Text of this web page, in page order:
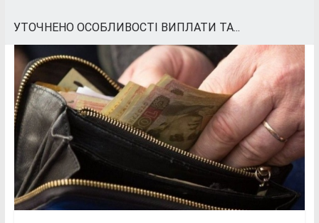
УТОЧНЕНО ОСОБЛИВОСТІ ВИПЛАТИ ТА...